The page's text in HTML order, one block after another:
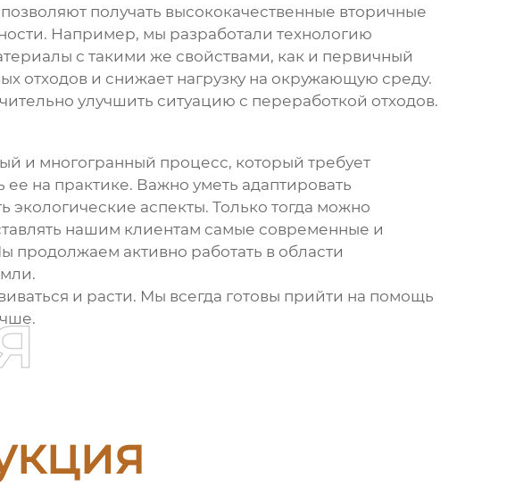
получать высококачественные вторичные
Например, мы разработали технологию
с такими же свойствами, как и первичный
отходов и снижает нагрузку на окружающую среду.
улучшить ситуацию с переработкой отходов.
и многогранный процесс, который требует
на практике. Важно уметь адаптировать
экологические аспекты. Только тогда можно
нашим клиентам самые современные и
активно работать в области
и расти. Мы всегда готовы прийти на помощь